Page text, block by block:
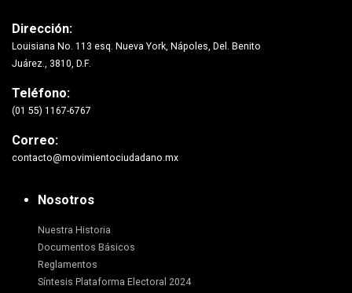
Dirección:
Louisiana No. 113 esq. Nueva York, Nápoles, Del. Benito
Juárez., 3810, D.F.
Teléfono:
(01 55) 1167-6767
Correo:
contacto@movimientociudadano.mx
Nosotros
Nuestra Historia
Documentos Básicos
Reglamentos
Síntesis Plataforma Electoral 2024